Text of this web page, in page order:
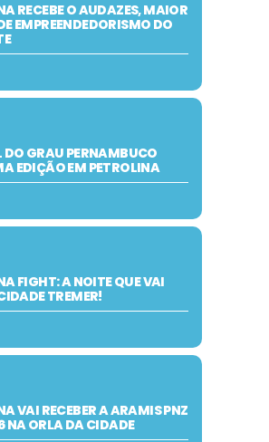
RECEBE O AUDAZES, MAIOR
EMPREENDEDORISMO DO
DO GRAU PERNAMBUCO
EDIÇÃO EM PETROLINA
FIGHT: A NOITE QUE VAI
TREMER!
VAI RECEBER A ARAMIS PNZ
NA ORLA DA CIDADE